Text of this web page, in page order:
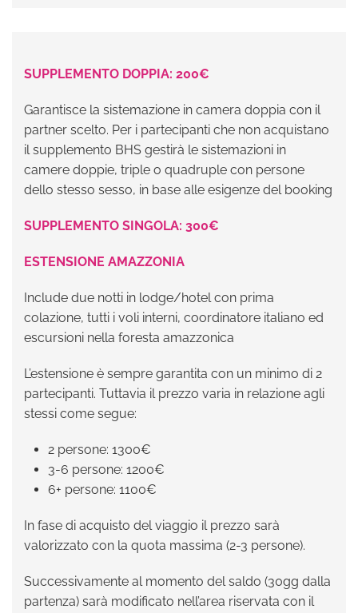
SUPPLEMENTO DOPPIA: 200€
Garantisce la sistemazione in camera doppia con il
partner scelto. Per i partecipanti che non acquistano
il supplemento BHS gestirà le sistemazioni in
camere doppie, triple o quadruple con persone
dello stesso sesso, in base alle esigenze del booking
SUPPLEMENTO SINGOLA: 300€
ESTENSIONE AMAZZONIA
Include due notti in lodge/hotel con prima
colazione, tutti i voli interni, coordinatore italiano ed
escursioni nella foresta amazzonica
L’estensione è sempre garantita con un minimo di 2
partecipanti. Tuttavia il prezzo varia in relazione agli
stessi come segue:
2 persone: 1300€
3-6 persone: 1200€
6+ persone: 1100€
In fase di acquisto del viaggio il prezzo sarà
valorizzato con la quota massima (2-3 persone).
Successivamente al momento del saldo (30gg dalla
partenza) sarà modificato nell’area riservata con il